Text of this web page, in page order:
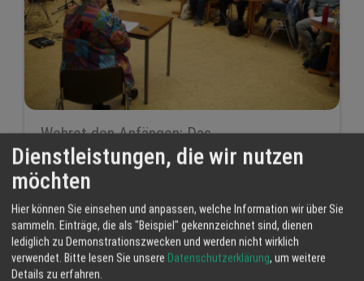
Wehret den Anfängen: Das
AutorenNetzwerk erinnert an die
verbrannten Bücher
15 Apr 2026
AutorenNetzwerk Ortenau-Elsass®
Achern
AutorenNetzwerk Ortenau-Elsass
Demokratie
Dienstleistungen, die wir nutzen
möchten
Hier können Sie einsehen und anpassen, welche Information wir über Sie
sammeln. Einträge, die als "Beispiel" gekennzeichnet sind, dienen
lediglich zu Demonstrationszwecken und werden nicht wirklich
verwendet. Bitte lesen Sie unsere Datenschutzerklärung, um weitere
Details zu erfahren.